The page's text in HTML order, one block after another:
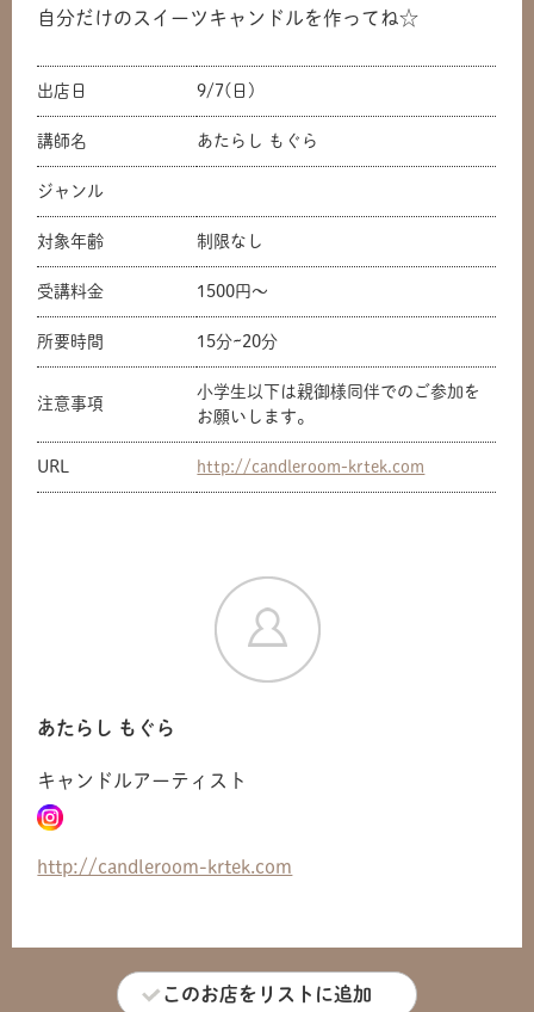
自分だけのスイーツキャンドルを作ってね☆
出店日 9/7(日)
講師名 あたらし もぐら
ジャンル
対象年齢 制限なし
受講料金 1500円〜
所要時間 15分~20分
注意事項
小学生以下は親御様同伴でのご参加を
お願いします。
URL http://candleroom-krtek.com
あたらし もぐら
キャンドルアーティスト
http://candleroom-krtek.com
このお店をリストに追加
共有方法を選択